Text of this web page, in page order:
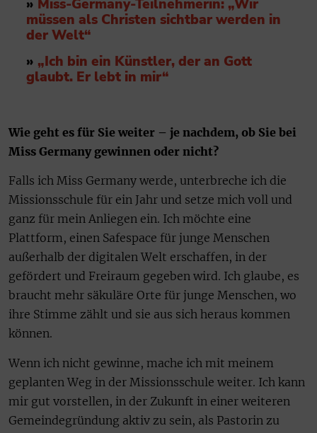
» Miss-Germany-Teilnehmerin: „Wir
müssen als Christen sichtbar werden in
der Welt“
» „Ich bin ein Künstler, der an Gott
glaubt. Er lebt in mir“
Wie geht es für Sie weiter – je nachdem, ob Sie bei
Miss Germany gewinnen oder nicht?
Falls ich Miss Germany werde, unterbreche ich die
Missionsschule für ein Jahr und setze mich voll und
ganz für mein Anliegen ein. Ich möchte eine
Plattform, einen Safespace für junge Menschen
außerhalb der digitalen Welt erschaffen, in der
gefördert und Freiraum gegeben wird. Ich glaube, es
braucht mehr säkuläre Orte für junge Menschen, wo
ihre Stimme zählt und sie aus sich heraus kommen
können.
Wenn ich nicht gewinne, mache ich mit meinem
geplanten Weg in der Missionsschule weiter. Ich kann
mir gut vorstellen, in der Zukunft in einer weiteren
Gemeindegründung aktiv zu sein, als Pastorin zu